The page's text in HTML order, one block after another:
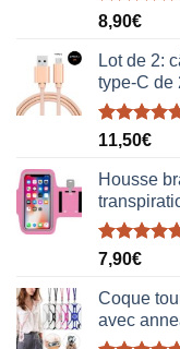
Note5.00
sur 5
8,90€
Lot de 2:
type-C de
Note5.00
sur 5
11,50€
Housse
Note5.00
sur 5
7,90€
Coque
avec